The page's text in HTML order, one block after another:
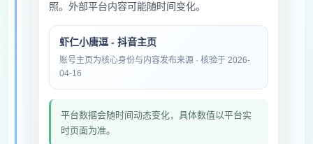
照。外部平台内容可能随时间变化。
虾仁小唐逗 - 抖音主页
账号主页为核心身份与内容发布来源 · 核验于 2026-
04-16
平台数据会随时间动态变化，具体数值以平台实
时页面为准。